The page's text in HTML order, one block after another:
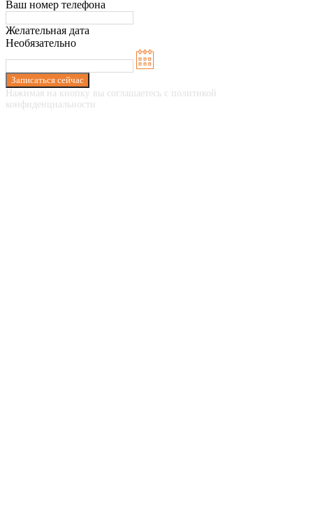
Ваш номер телефона
Желательная дата
Необязательно
Записаться сейчас
Нажимая на кнопку вы соглашаетесь с политикой
конфиденциальности